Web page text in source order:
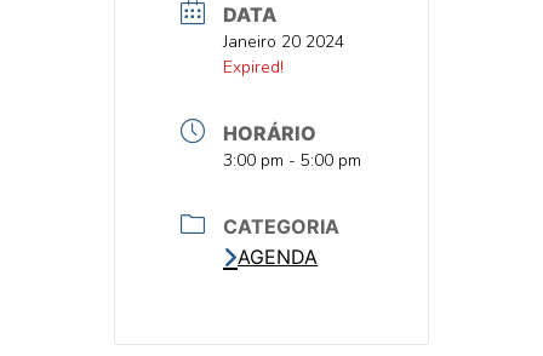
DATA
DATAJaneiro 20 2024
DATAExpired!
HORÁRIO
HORA
3:00 pm - 5:00 pm
CATEGORIA
AGENDA